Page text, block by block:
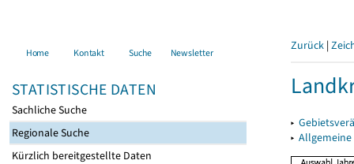
Home Kontakt Suche Newsletter
STATISTISCHE DATEN
Sachliche Suche
Regionale Suche
Kürzlich bereitgestellte Daten
Zurück |
▸
▸